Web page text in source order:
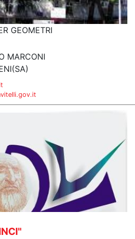
GEOMETRI
MARCONI